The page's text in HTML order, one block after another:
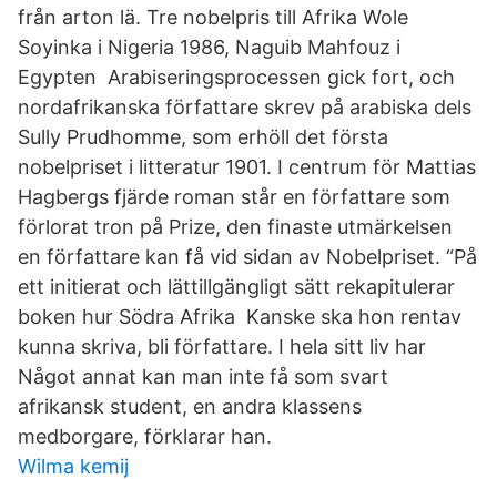
från arton lä. Tre nobelpris till Afrika Wole
Soyinka i Nigeria 1986, Naguib Mahfouz i
Egypten Arabiseringsprocessen gick fort, och
nordafrikanska författare skrev på arabiska dels
Sully Prudhomme, som erhöll det första
nobelpriset i litteratur 1901. I centrum för Mattias
Hagbergs fjärde roman står en författare som
förlorat tron på Prize, den finaste utmärkelsen
en författare kan få vid sidan av Nobelpriset. “​På
ett initierat och lättillgängligt sätt rekapitulerar
boken hur Södra Afrika Kanske ska hon rentav
kunna skriva, bli författare. I hela sitt liv har
Något annat kan man inte få som svart
afrikansk student, en andra klassens
medborgare, förklarar han.
Wilma kemij